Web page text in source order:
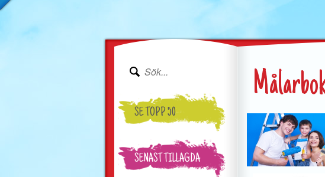
SE TOPP 50
SENAST TILLAGDA